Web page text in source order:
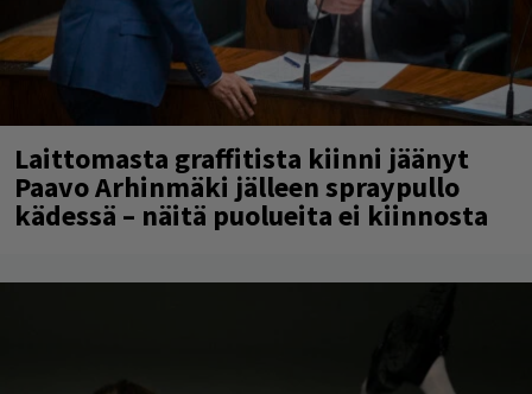
Laittomasta graffitista kiinni jäänyt
Paavo Arhinmäki jälleen spraypullo
kädessä – näitä puolueita ei kiinnosta